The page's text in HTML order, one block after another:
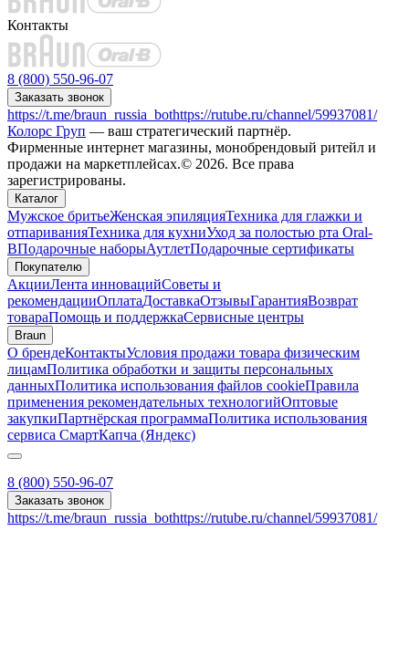
Контакты
8 (800) 550-96-07
Заказать звонок
https://t.me/braun_russia_bothttps://rutube.ru/channel/59937081/
Колорс Груп — ваш стратегический партнёр.
Фирменные интернет магазины, монобрендовый ритейл и
продажи на маркетплейсах.© 2026. Все права
зарегистрированы.
Каталог
Мужское бритьеЖенская эпиляцияТехника для глажки и
отпариванияТехника для кухниУход за полостью рта Oral-
BПодарочные наборыАутлетПодарочные сертификаты
Покупателю
АкцииЛента инновацийСоветы и
рекомендацииОплатаДоставкаОтзывыГарантияВозврат
товараПомощь и поддержкаСервисные центры
Braun
О брендеКонтактыУсловия продажи товара физическим
лицамПолитика обработки и защиты персональных
данныхПолитика использования файлов cookieПравила
применения рекомендательных технологийОптовые
закупкиПартнёрская программаПолитика использования
сервиса СмартКапча (Яндекс)
8 (800) 550-96-07
Заказать звонок
https://t.me/braun_russia_bothttps://rutube.ru/channel/59937081/